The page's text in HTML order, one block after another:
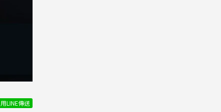
用LINE傳送